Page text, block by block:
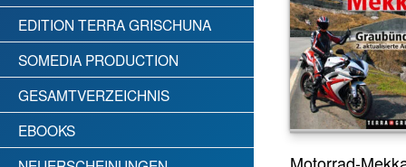
EDITION TERRA GRISCHUNA
SOMEDIA PRODUCTION
GESAMTVERZEICHNIS
EBOOKS